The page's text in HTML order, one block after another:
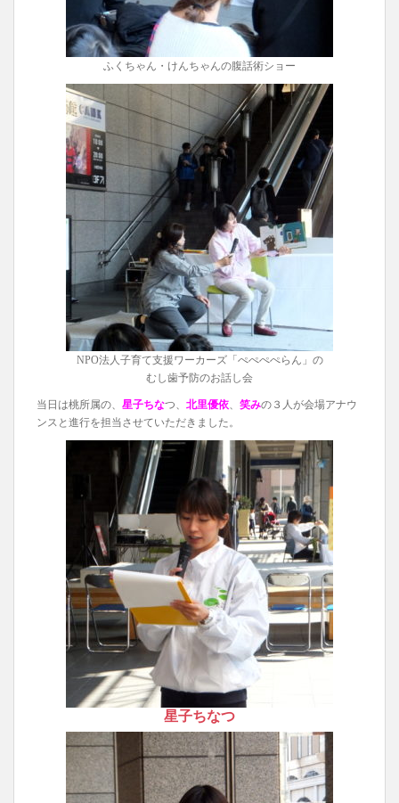
ふくちゃん・けんちゃんの腹話術ショー
NPO法人子育て支援ワーカーズ「ぺぺぺぺらん」の
むし歯予防のお話し会
当日は桃所属の、 星子ちなつ、 北里優依、 笑みの３人が会場アナウ
ンスと進行を担当させていただきました。
星子ちなつ